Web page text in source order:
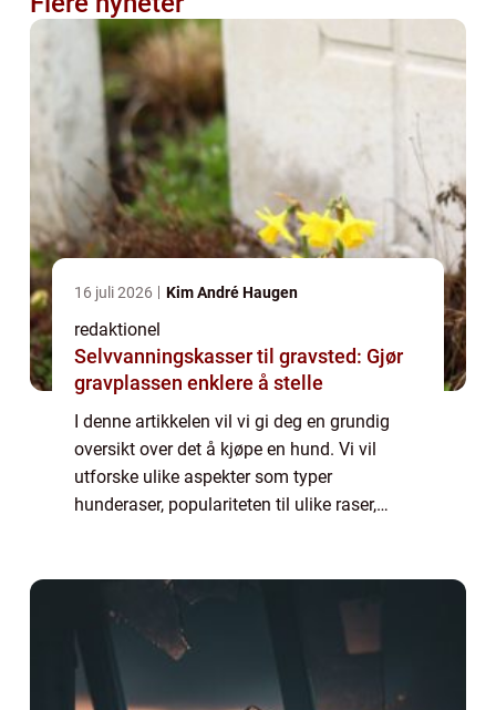
16 juli 2026 Kim André Haugen
redaktionel
Selvvanningskasser til gravsted: Gjør
gravplassen enklere å stelle
I denne artikkelen vil vi gi deg en grundig
oversikt over det å kjøpe en hund. Vi vil
utforske ulike aspekter som typer
hunderaser, populariteten til ulike raser,